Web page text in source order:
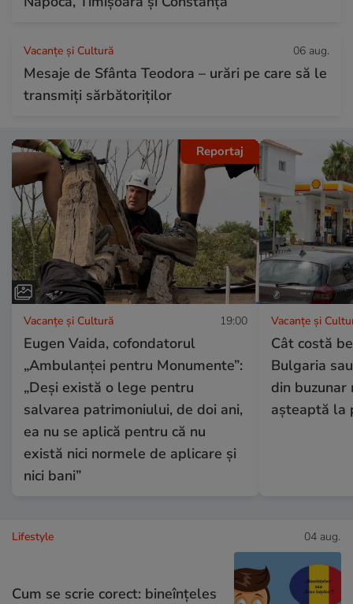
Vacanțe și Cultură 06 aug.
Mesaje de Sfânta Teodora – urări pe care să le
transmiți sărbătoriților
Reportaj
Vacanțe și Cultură 19:00
Eugen Vaida, cofondatorul
„Ambulanței pentru Monumente”:
„Deși există o lege pentru
salvarea patrimoniului, de doi ani,
ea nu se aplică pentru că nu
există nici normele de aplicare și
nici bani”
Vacanțe și
Cât costă
Bulgaria
din
așteaptă la
Lifestyle 04 aug.
Cum se scrie corect: bineînțeles